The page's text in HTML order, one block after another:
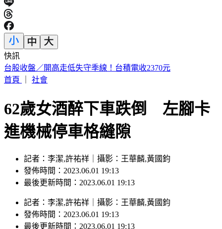
快訊
割頸案乾妹稱「高額賠償毀未來」 楊母痛訴：承勳未來誰
還？
62歲女酒醉下車跌倒 左腳卡
進機械停車格縫隙
記者：李潔,許祐祥｜攝影：王華麟,黃國鈞
發佈時間：2023.06.01 19:13
記者：李潔,許祐祥｜攝影：
發佈時間：2023.06.01 19:13